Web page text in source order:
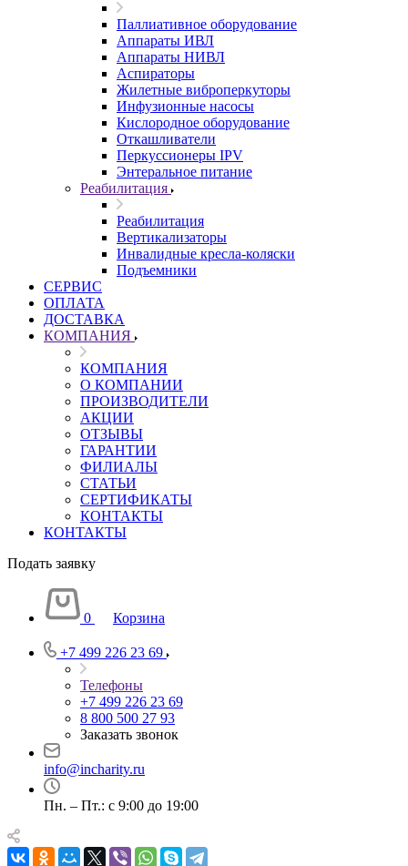
Паллиативное оборудование
Аппараты ИВЛ
Аппараты НИВЛ
Аспираторы
Жилетные виброперкуторы
Инфузионные насосы
Кислородное оборудование
Откашливатели
Перкуссионеры IPV
Энтеральное питание
Реабилитация
Реабилитация
Вертикализаторы
Инвалидные кресла-коляски
Подъемники
СЕРВИС
ОПЛАТА
ДОСТАВКА
КОМПАНИЯ
КОМПАНИЯ
О КОМПАНИИ
ПРОИЗВОДИТЕЛИ
АКЦИИ
ОТЗЫВЫ
ГАРАНТИИ
ФИЛИАЛЫ
СТАТЬИ
СЕРТИФИКАТЫ
КОНТАКТЫ
КОНТАКТЫ
Подать заявку
0 Корзина
+7 499 226 23 69
Телефоны
+7 499 226 23 69
8 800 500 27 93
Заказать звонок
info@incharity.ru
Пн. – Пт.: с 9:00 до 19:00